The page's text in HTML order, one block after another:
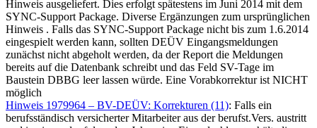
Hinweis ausgeliefert. Dies erfolgt spätestens im Juni 2014 mit dem
SYNC-Support Package. Diverse Ergänzungen zum ursprünglichen
Hinweis . Falls das SYNC-Support Package nicht bis zum 1.6.2014
eingespielt werden kann, sollten DEÜV Eingangsmeldungen
zunächst nicht abgeholt werden, da der Report die Meldungen
bereits auf die Datenbank schreibt und das Feld SV-Tage im
Baustein DBBG leer lassen würde. Eine Vorabkorrektur ist NICHT
möglich
Hinweis 1979964 – BV-DEÜV: Korrekturen (11): Falls ein
berufsständisch versicherter Mitarbeiter aus der berufst.Vers. austritt